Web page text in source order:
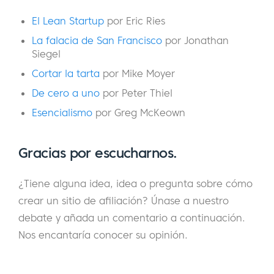
entrada que hemos elaborado una lista de
ideas y pasos prácticos que puedes seguir
para tomar impulso y poner a prueba tu idea
antes de lanzarte de lleno a desarrollar un
sitio. Puedes descargar este PDF desde
subscriptionentreprenuer.com/108. Vamos
es el Podcast del Emprendedor por
Eric:Hola Ali. Bienvenida al programa.
Ali:Eric, gracias por recibirme. Es un placer.
El Lean Startup por Eric Ries
La falacia de San Francisco por Jonathan
Siegel
Cortar la tarta por Mike Moyer
De cero a uno por Peter Thiel
Esencialismo por Greg McKeown
Gracias por escucharnos.
¿Tiene alguna idea, idea o pregunta sobre cómo
crear un sitio de afiliación? Únase a nuestro
debate y añada un comentario a continuación.
Nos encantaría conocer su opinión.